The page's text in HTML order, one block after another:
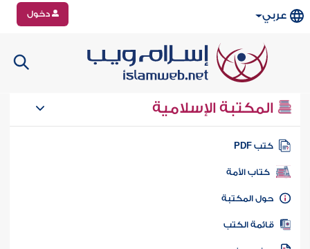
عربي دخول
المكتبة الإسلامية
كتب PDF
كتاب الأمة
المكتبة